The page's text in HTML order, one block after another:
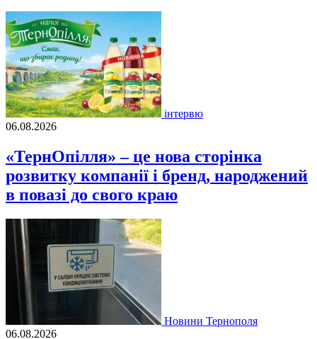
інтервю
06.08.2026
«ТернОпілля» – це нова сторінка
розвитку компанії і бренд, народжений
в повазі до свого краю
Новини Тернополя
06.08.2026